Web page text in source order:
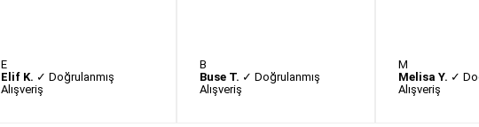
E
Elif K. ✓ Doğrulanmış
Alışveriş
B
Buse T. ✓ Doğrulanmış
Alışveriş
M
Melisa Y. ✓
Alışveriş